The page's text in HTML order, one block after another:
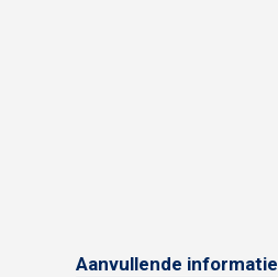
Aanvullende informatie